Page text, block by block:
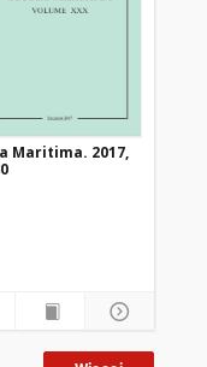
Maritima. 2017,